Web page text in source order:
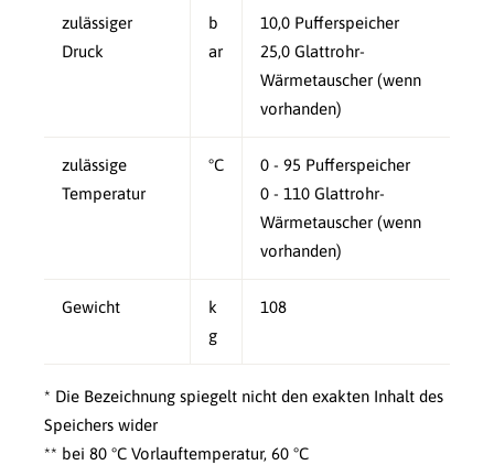
zulässiger
Druck
b
ar
10,0 Pufferspeicher
25,0 Glattrohr-
Wärmetauscher (wenn
vorhanden)
zulässige
Temperatur
°C
0 - 95 Pufferspeicher
0 - 110 Glattrohr-
Wärmetauscher (wenn
vorhanden)
Gewicht
k
g
108
* Die Bezeichnung spiegelt nicht den exakten Inhalt des
Speichers wider
** bei 80 °C Vorlauftemperatur, 60 °C